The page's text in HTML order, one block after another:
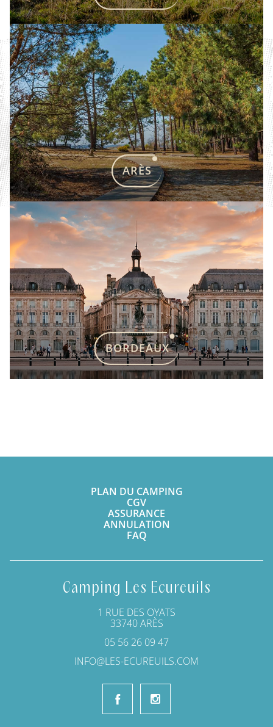
ARÈS
BORDEAUX
PLAN DU CAMPING
CGV
ASSURANCE
ANNULATION
FAQ
Camping Les Ecureuils
1 RUE DES OYATS
33740 ARÈS
05 56 26 09 47
INFO@LES-ECUREUILS.COM